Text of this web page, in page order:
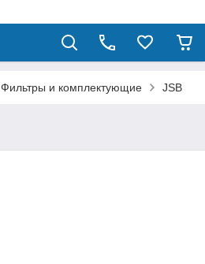
Фильтры и комплектующие JSB